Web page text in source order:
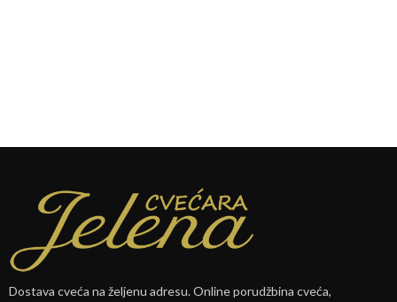
Dostava cveća na željenu adresu. Online porudžbina cveća,